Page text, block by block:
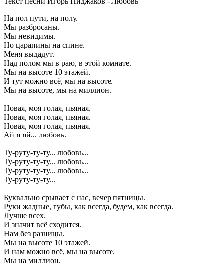
На пол пути, на полу.
Мы разбросаны.
Мы невидимы.
Но царапины на спине.
Меня выдадут.
Над полом мы в раю, в этой комнате.
Мы на высоте 10 этажей.
И тут можно всё, мы на высоте.
Мы на высоте, мы на миллион.
Новая, моя голая, пьяная.
Новая, моя голая, пьяная.
Новая, моя голая, пьяная.
Ай-я-яй... любовь.
Ту-руту-ту-ту... любовь...
Ту-руту-ту-ту... любовь...
Ту-руту-ту-ту... любовь...
Ту-руту-ту-ту...
Буквально срывает с нас, вечер пятницы.
Руки жадные, губы, как всегда, будем, как всегда.
Лучше всех.
И значит всё сходится.
Нам без разницы.
Мы на высоте 10 этажей.
И нам можно всё, мы на высоте.
Мы на миллион.